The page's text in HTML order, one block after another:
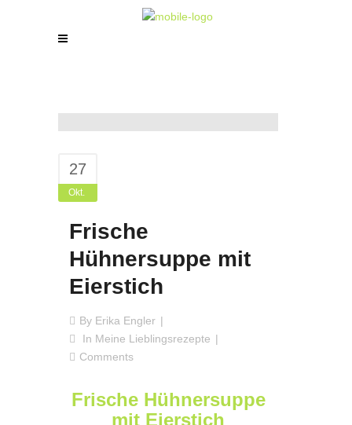
27
Okt.
Frische
Hühnersuppe mit
Eierstich
By Erika Engler
In Meine Lieblingsrezepte
Comments
Frische Hühnersuppe
mit Eierstich